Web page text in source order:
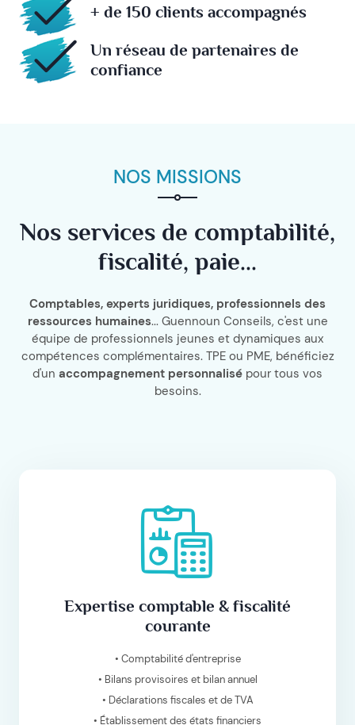
+ de 150 clients accompagnés
Un réseau de partenaires de
confiance
NOS MISSIONS
Nos services de comptabilité,
fiscalité, paie...
Comptables, experts juridiques, professionnels des
ressources humaines... Guennoun Conseils, c'est une
équipe de professionnels jeunes et dynamiques aux
compétences complémentaires. TPE ou PME, bénéficiez
d'un accompagnement personnalisé pour tous vos
besoins.
Expertise comptable & fiscalité
courante
• Comptabilité d'entreprise
• Bilans provisoires et bilan annuel
• Déclarations fiscales et de TVA
• Établissement des états financiers